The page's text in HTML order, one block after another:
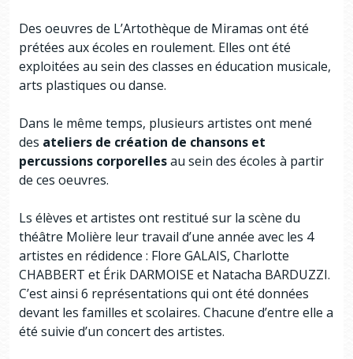
Des oeuvres de L’Artothèque de Miramas ont été
prétées aux écoles en roulement. Elles ont été
exploitées au sein des classes en éducation musicale,
arts plastiques ou danse.
Dans le même temps, plusieurs artistes ont mené
des ateliers de création de chansons et
percussions corporellesau sein des écoles à partir
de ces oeuvres.
Ls élèves et artistes ont restitué sur la scène du
théâtre Molière leur travail d’une année avec les 4
artistes en rédidence : Flore GALAIS, Charlotte
CHABBERT et Érik DARMOISE et Natacha BARDUZZI.
C’est ainsi 6 représentations qui ont été données
devant les familles et scolaires. Chacune d’entre elle a
été suivie d’un concert des artistes.